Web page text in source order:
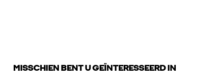
MISSCHIEN BENT U GEÏNTERESSEERD IN